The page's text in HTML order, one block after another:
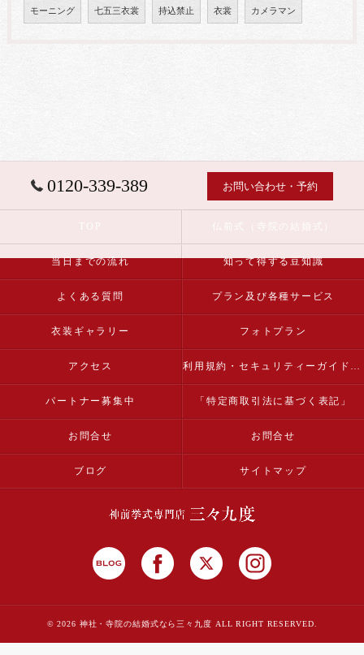
モーニング 七五三衣裳 持込禁止 衣裳 カメラマン
0120-339-389 お問い合わせ・予約
当日までの流れ 知って得する豆知識
よくある質問 プラン及び各種サービス
衣装ギャラリー フォトプラン
アクセス 利用規約・セキュリティーガイドライン
パートナー募集中 「特定商取引法に基づく表記」
お問合せ お問合せ
ブログ サイトマップ
© 2026 神社・寺院の結婚式なら三々九度 ALL RIGHT RESERVED.